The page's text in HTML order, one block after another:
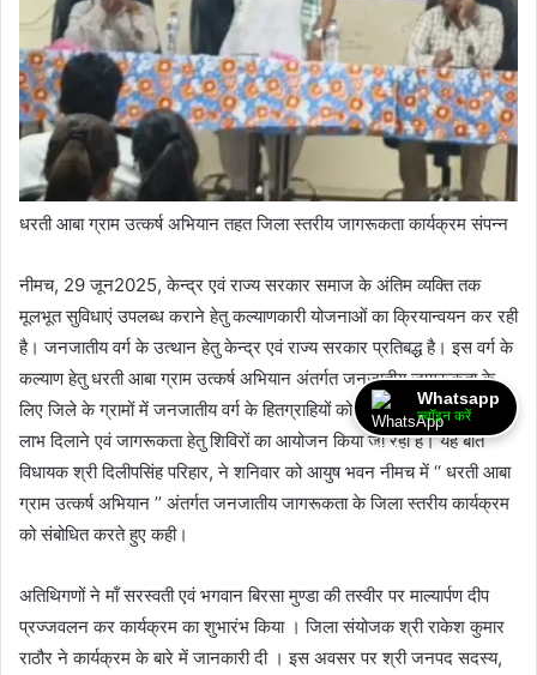
धरती आबा ग्राम उत्कर्ष अभियान तहत जिला स्तरीय जागरूकता कार्यक्रम संपन्न
नीमच, 29 जून2025, केन्द्र एवं राज्य सरकार समाज के अंतिम व्यक्ति तक
मूलभूत सुविधाएं उपलब्ध कराने हेतु कल्याणकारी योजनाओं का क्रियान्वयन कर रही
है। जनजातीय वर्ग के उत्थान हेतु केन्द्र एवं राज्य सरकार प्रतिबद्ध है। इस वर्ग के
कल्याण हेतु धरती आबा ग्राम उत्कर्ष अभियान अंतर्गत जनजातीय जागरूकता के
लिए जिले के ग्रामों में जनजातीय वर्ग के हितग्राहियों को शासन की योजनाओं का
लाभ दिलाने एवं जागरूकता हेतु शिविरों का आयोजन किया जा रहा है। यह बात
विधायक श्री दिलीपसिंह परिहार, ने शनिवार को आयुष भवन नीमच में ‘‘ धरती आबा
ग्राम उत्कर्ष अभियान ’’ अंतर्गत जनजातीय जागरूकता के जिला स्तरीय कार्यक्रम
को संबोधित करते हुए कही।
अतिथिगणों ने मॉं सरस्वती एवं भगवान बिरसा मुण्डा की तस्वीर पर माल्यार्पण दीप
प्रज्जवलन कर कार्यक्रम का शुभारंभ किया । जिला संयोजक श्री राकेश कुमार
राठौर ने कार्यक्रम के बारे में जानकारी दी । इस अवसर पर श्री जनपद सदस्य,
Whatsapp
ज्वॉइन करें